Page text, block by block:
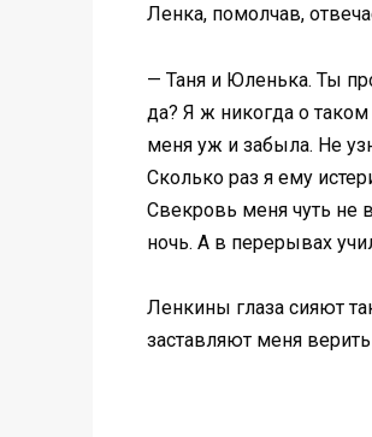
Ленка, помолчав,
— Таня и Юленька. Ты
да? Я ж никогда о
меня уж и забыла. Не
Сколько раз я ему
Свекровь меня чуть не
ночь. А в перерывах
Ленкины глаза сияют
заставляют меня